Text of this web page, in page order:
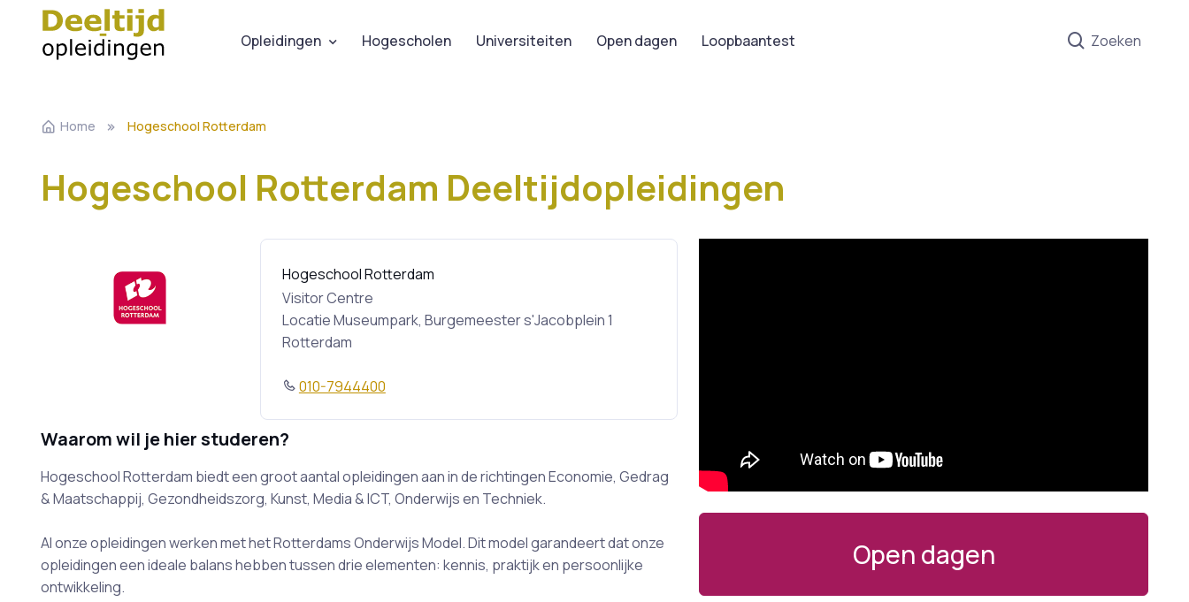
Zoeken
Opleidingen Hogescholen Universiteiten Open dagen Loopbaantest
Home Hogeschool Rotterdam
Hogeschool Rotterdam Deeltijdopleidingen
Hogeschool Rotterdam
Visitor Centre
Locatie Museumpark, Burgemeester s'Jacobplein 1
Rotterdam
010-7944400
Waarom wil je hier studeren?
Hogeschool Rotterdam biedt een groot aantal opleidingen aan in de richtingen Economie, Gedrag
& Maatschappij, Gezondheidszorg, Kunst, Media & ICT, Onderwijs en Techniek.
Al onze opleidingen werken met het Rotterdams Onderwijs Model. Dit model garandeert dat onze
opleidingen een ideale balans hebben tussen drie elementen: kennis, praktijk en persoonlijke
ontwikkeling.
Open dagen